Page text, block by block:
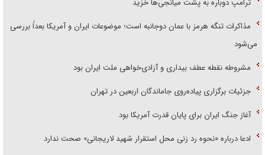
مذاکرات تنگه هرمز با عمان دوجانبه است؛ موضوعات ایران و آمریکا بعداً بررسی
می‌شود
مشروطه نقطه عطف بیداری و آزادی‌خواهی ملت ایران بود
جزئیات برگزاری پیاده‌روی جاماندگان اربعین در تهران
آغاز جنگ ایران برای پایان قدرت آمریکا بود
ادعا درباره «نحوه رد زنی محل استقرار شهید لاریجانی» صحت ندارد